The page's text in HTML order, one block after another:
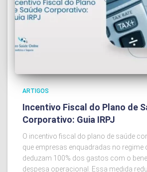
ARTIGOS
Incentivo Fiscal do Plano de
Corporativo: Guia IRPJ
O incentivo fiscal do plano de saúde
que empresas enquadradas no regime
deduzam 100% dos gastos com o
despesa operacional. Essa medida